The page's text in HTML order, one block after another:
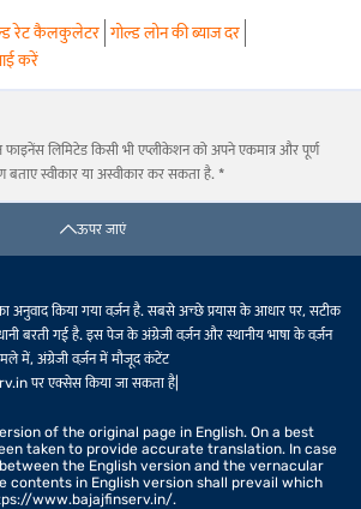
रेट कैलकुलेटर गोल्ड लोन की ब्याज दर
करें
लिमिटेड किसी भी एप्लीकेशन को अपने एकमात्र और पूर्ण
बताए स्वीकार या अस्वीकार कर सकता है. *
ऊपर जाएं
अनुवाद किया गया वर्ज़न है. सबसे अच्छे प्रयास के आधार पर, सटीक
बरती गई है. इस पेज के अंग्रेजी वर्ज़न और स्थानीय भाषा के वर्ज़न
में, अंग्रेजी वर्ज़न में मौजूद कंटेंट
पर एक्सेस किया जा सकता है|
of the original page in English. On a best
taken to provide accurate translation. In case
the English version and the vernacular
contents in English version shall prevail which
www.bajajfinserv.in/.